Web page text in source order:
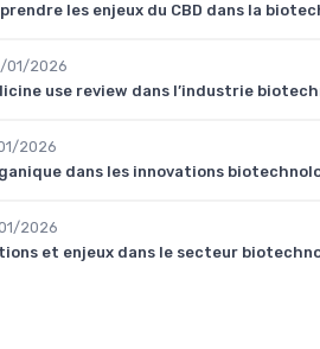
les enjeux du CBD dans la
01/2026
use review dans l’industrie
2026
dans les innovations
2026
et enjeux dans le secteur